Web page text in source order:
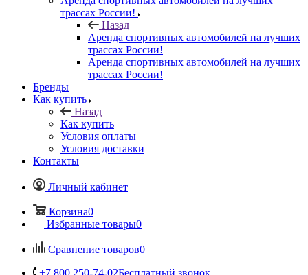
трассах России!
Назад
Аренда спортивных автомобилей на лучших
трассах России!
Аренда спортивных автомобилей на лучших
трассах России!
Бренды
Как купить
Назад
Как купить
Условия оплаты
Условия доставки
Контакты
Личный кабинет
Корзина0
Избранные товары0
Сравнение товаров0
+7 800 250-74-02Бесплатный звонок